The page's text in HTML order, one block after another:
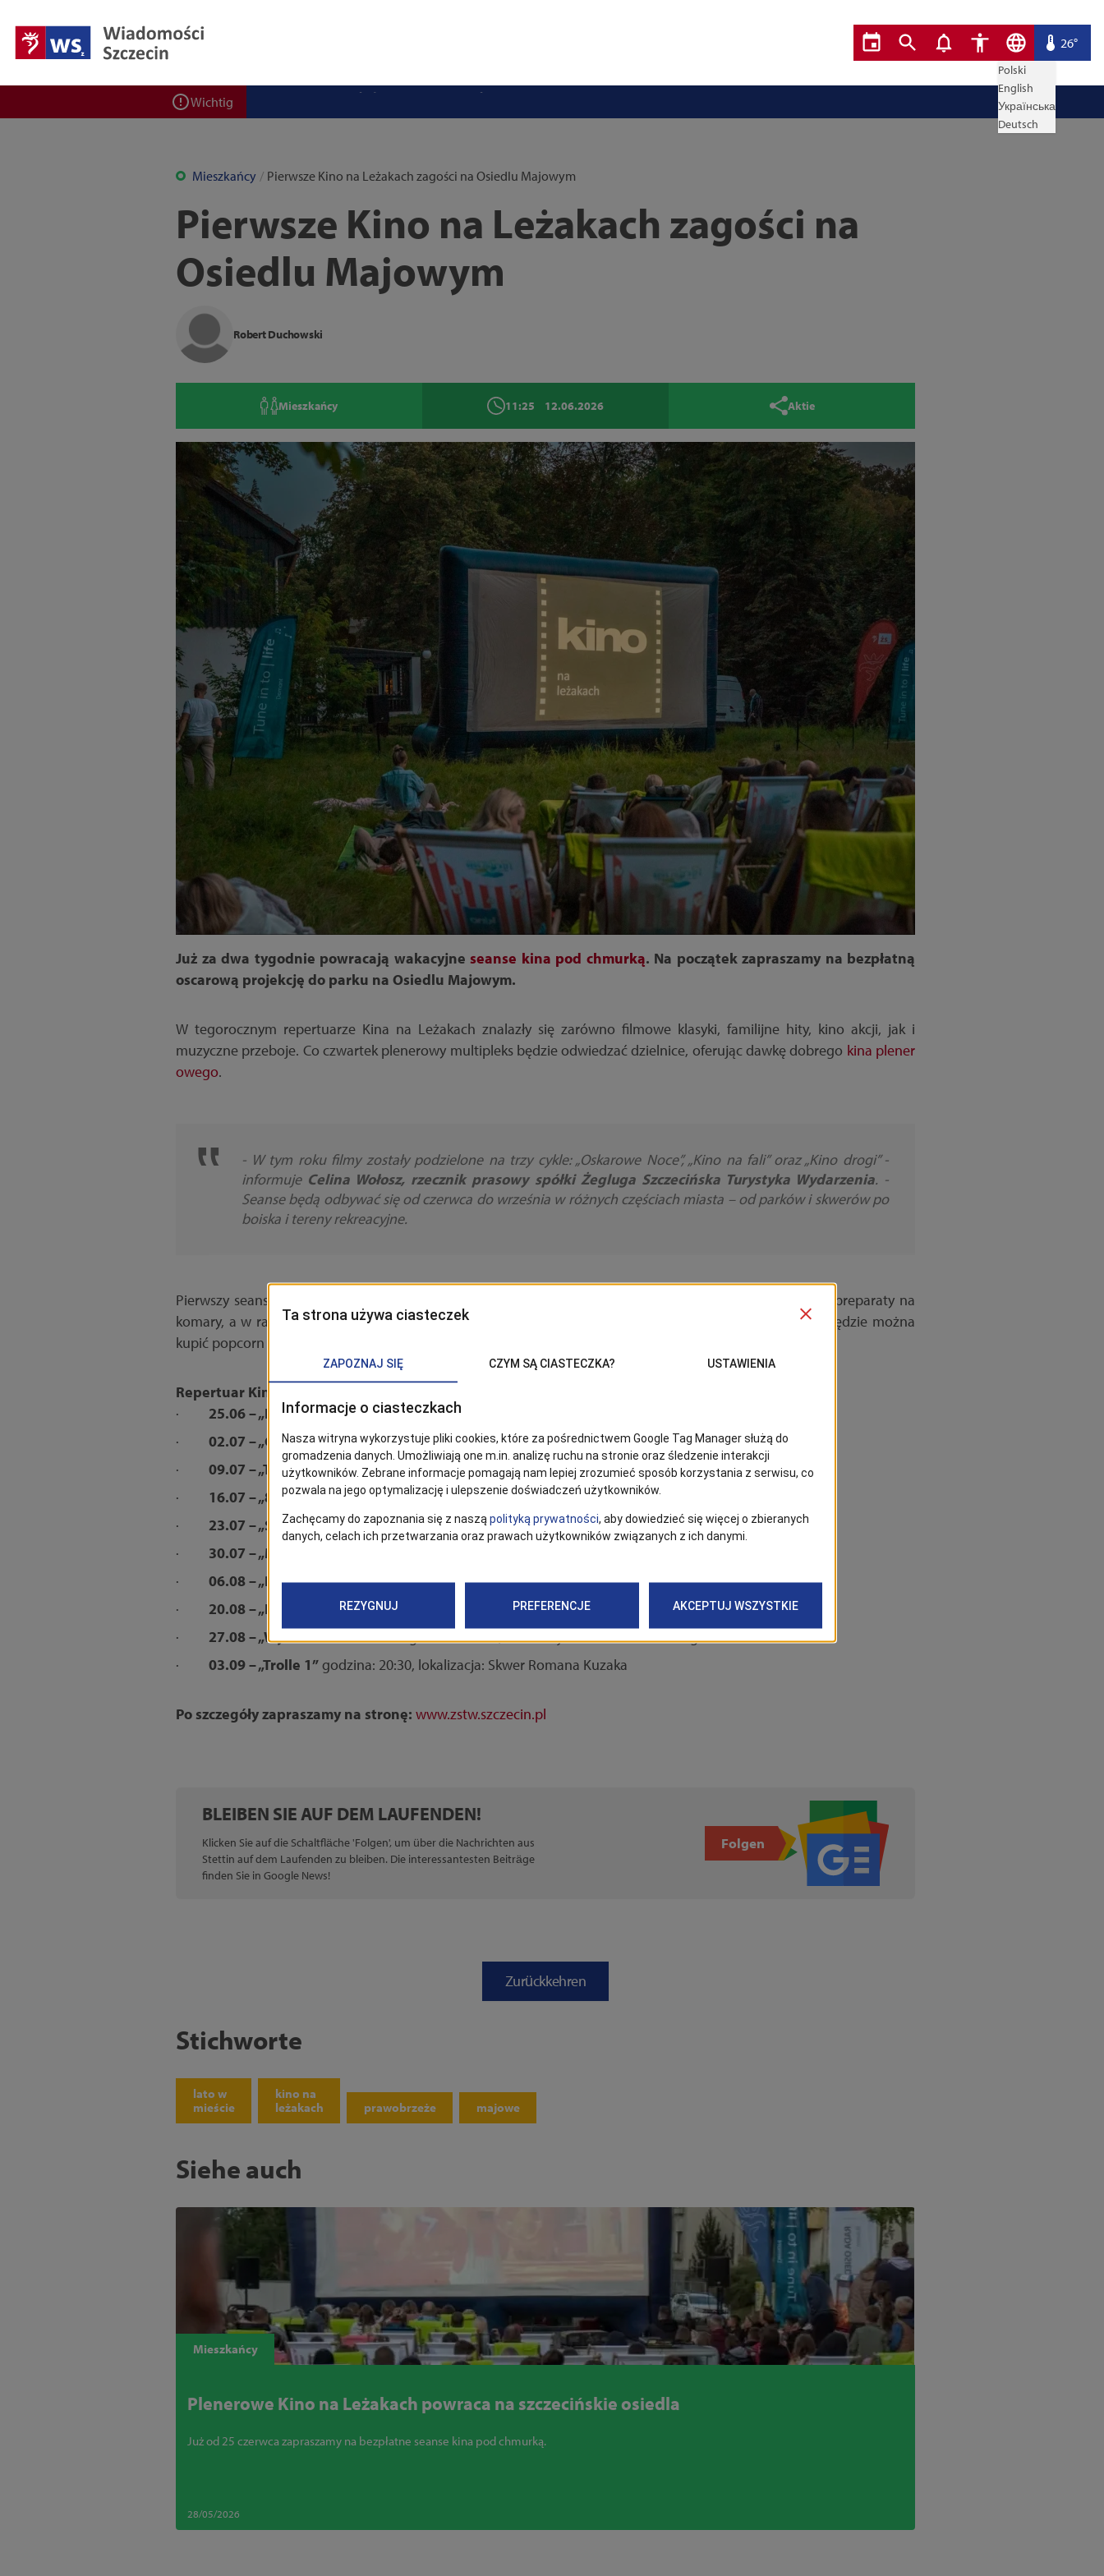
Polski
English
Українська
Deutsch
26°
Wichtig
Mieszkańcy Pierwsze Kino na Leżakach zagości na Osiedlu Majowym
Pierwsze Kino na Leżakach zagości na
Osiedlu Majowym
Robert Duchowski
Mieszkańcy 11:25 12.06.2026 Aktie
Już za dwa tygodnie powracają wakacyjne seanse kina pod chmurką. Na początek zapraszamy na bezpłatną
oscarową projekcję do parku na Osiedlu Majowym.
W tegorocznym repertuarze Kina na Leżakach znalazły się zarówno filmowe klasyki, familijne hity, kino akcji, jak i
muzyczne przeboje. Co czwartek plenerowy multipleks będzie odwiedzać dzielnice, oferując dawkę dobrego kina plener
owego.
- W tym roku filmy zostały podzielone na trzy cykle: „Oskarowe Noce”, „Kino na fali” oraz „Kino drogi” -
informuje Celina Wołosz, rzecznik prasowy spółki Żegluga Szczecińska Turystyka Wydarzenia. -
Seanse będą odbywać się od czerwca do września w różnych częściach miasta – od parków i skwerów po
boiska i tereny rekreacyjne.
Pierwszy seans odbędzie się w Parku Majowym. Na widzów czekać będą leżaki (około 100 sztuk), koce, preparaty na
komary, a w razie deszczu – peleryny przeciwdeszczowe. Nie zabraknie też bufetu kinowego, w którym będzie można
kupić popcorn i napoje (z możliwością płatności kartą).
Repertuar Kina na Leżakach:
· 25.06 – „Hugo i jego wynalazek”godzina: 22:00, lokalizacja: Park Majowe
· 02.07 – „Gladiator”godzina: 21:30, lokalizacja: Plac Batorego
· 09.07 – „Teoria wszystkiego”godzina: 21:30, lokalizacja: Boisko ul. Kolonistów
· 16.07 – „8 Mila”godzina: 21:30, lokalizacja: Wielgowo Mini Bike Park
· 23.07 – „Szczęki”godzina: 21:30, lokalizacja: Jeziorko Słoneczne
· 30.07 – „Mamma Mia!”
· 06.08 – „Rybki z ferajny”godzina: 21:00, lokalizacja: Park Złotowska
· 20.08 – „Le Man’s 66”godzina: 21:00, lokalizacja: Boisko do koszykówki KSP
· 27.08 – „Wycieczka na studia”godzina: 21:00, lokalizacja: Park Nadratowskiego
· 03.09 – „Trolle 1”godzina: 20:30, lokalizacja: Skwer Romana Kuzaka
Po szczegóły zapraszamy na stronę: www.zstw.szczecin.pl
BLEIBEN SIE AUF DEM LAUFENDEN!
Klicken Sie auf die Schaltfläche 'Folgen', um über die Nachrichten aus
Stettin auf dem Laufenden zu bleiben. Die interessantesten Beiträge
finden Sie in Google News!
Folgen
Zurückkehren
Stichworte
lato w
mieście
kino na
leżakach
prawobrzeże majowe
Siehe auch
Mieszkańcy
Plenerowe Kino na Leżakach powraca na szczecińskie osiedla
Już od 25 czerwca zapraszamy na bezpłatne seanse kina pod chmurką.
28/05/2026